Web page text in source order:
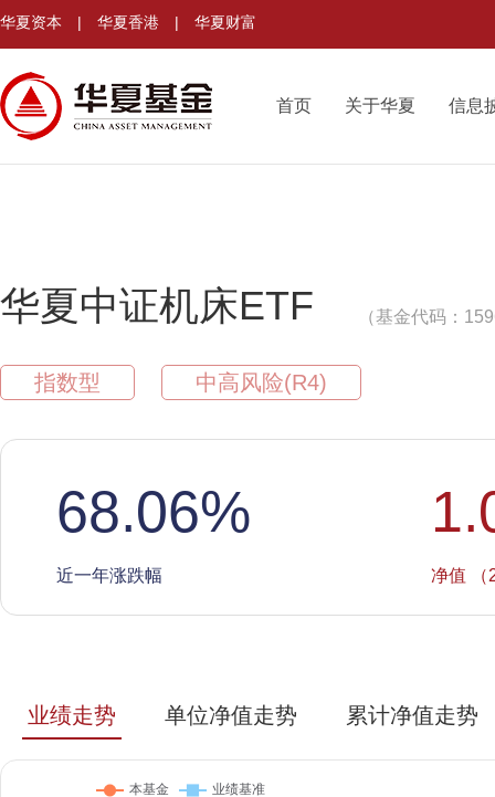
华夏资本 | 华夏香港 | 华夏财富
首页 关于华夏 信息
华夏中证机床ETF （基金代码：
指数型 中高风险(R4)
68.06%
近一年涨跌幅 净值 （
业绩走势 单位净值走势 累计净值走势